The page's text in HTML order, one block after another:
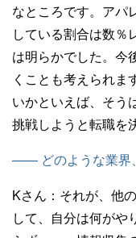
なところです。アパ
している割合は数％
は明らかでした。今
くことも考えられま
いかといえば、そう
挑戦しようと転職を
—— どのような業界
Kさん： それが、他
して、自分は何がや